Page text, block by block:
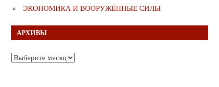
ЭКОНОМИКА И ВООРУЖЁННЫЕ СИЛЫ
АРХИВЫ
Архивы